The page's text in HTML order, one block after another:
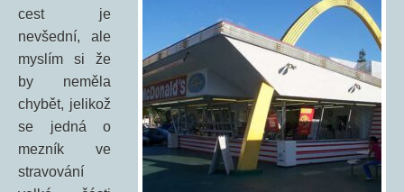
cest je
nevšední, ale
myslím si že
by neměla
chybět, jelikož
se jedná o
mezník ve
stravování